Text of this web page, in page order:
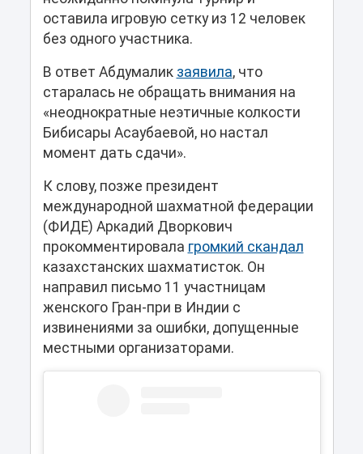
оставила игровую сетку из 12 человек
без одного участника.
В ответ Абдумалик заявила, что
старалась не обращать внимания на
«неоднократные неэтичные колкости
Бибисары Асаубаевой, но настал
момент дать сдачи».
К слову, позже президент
международной шахматной федерации
(ФИДЕ) Аркадий Дворкович
прокомментировала громкий скандал
казахстанских шахматисток. Он
направил письмо 11 участницам
женского Гран-при в Индии с
извинениями за ошибки, допущенные
местными организаторами.